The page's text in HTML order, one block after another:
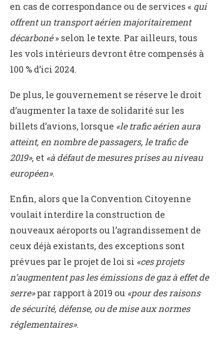
en cas de correspondance ou de services « qui
offrent un transport aérien majoritairement
décarboné» selon le texte. Par ailleurs, tous
les vols intérieurs devront être compensés à
100 % d’ici 2024.
De plus, le gouvernement se réserve le droit
d’augmenter la taxe de solidarité sur les
billets d’avions, lorsque «le trafic aérien aura
atteint, en nombre de passagers, le trafic de
2019», et «à défaut de mesures prises au niveau
européen».
Enfin, alors que la Convention Citoyenne
voulait interdire la construction de
nouveaux aéroports ou l’agrandissement de
ceux déjà existants, des exceptions sont
prévues par le projet de loi si «ces projets
n’augmentent pas les émissions de gaz à effet de
serre»par rapport à 2019 ou «pour des raisons
de sécurité, défense, ou de mise aux normes
réglementaires».